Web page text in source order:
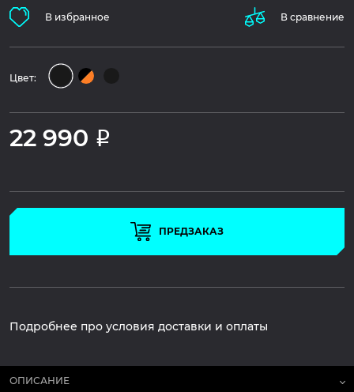
В избранное В сравнение
Цвет:
22 990 Р
ПРЕДЗАКАЗ
Подробнее про условия доставки и оплаты
ОПИСАНИЕ